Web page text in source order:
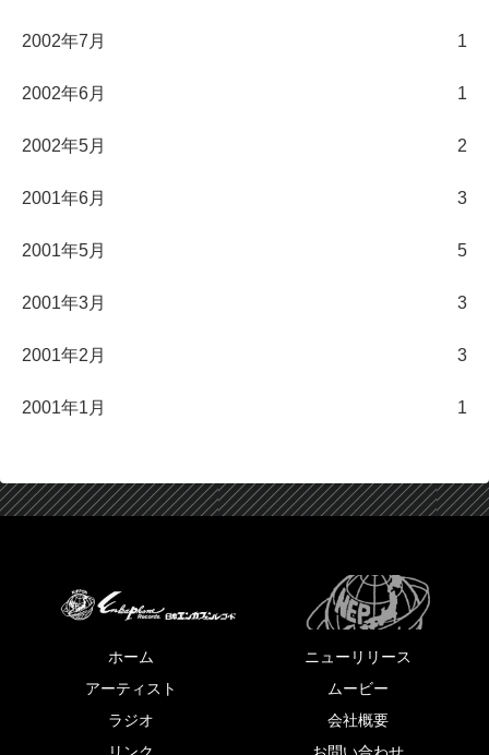
2002年7月 1
2002年6月 1
2002年5月 2
2001年6月 3
2001年5月 5
2001年3月 3
2001年2月 3
2001年1月 1
ホーム
ニューリリース
アーティスト
ムービー
ラジオ
会社概要